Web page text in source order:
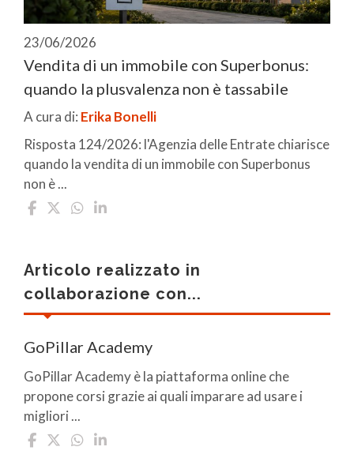
23/06/2026
Vendita di un immobile con Superbonus:
quando la plusvalenza non è tassabile
A cura di: Erika Bonelli
Risposta 124/2026: l'Agenzia delle Entrate chiarisce
quando la vendita di un immobile con Superbonus
non è ...
Articolo realizzato in
collaborazione con...
GoPillar Academy
GoPillar Academy è la piattaforma online che
propone corsi grazie ai quali imparare ad usare i
migliori ...